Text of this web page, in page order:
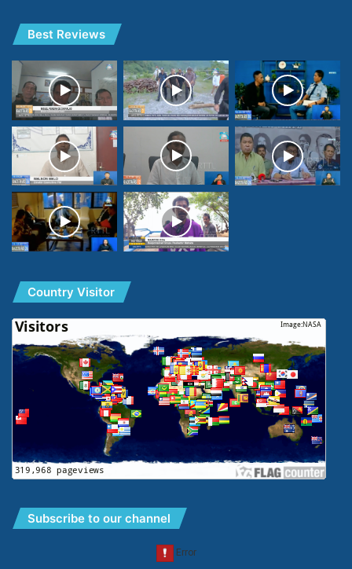
Best Reviews
Country Visitor
Subscribe to our channel